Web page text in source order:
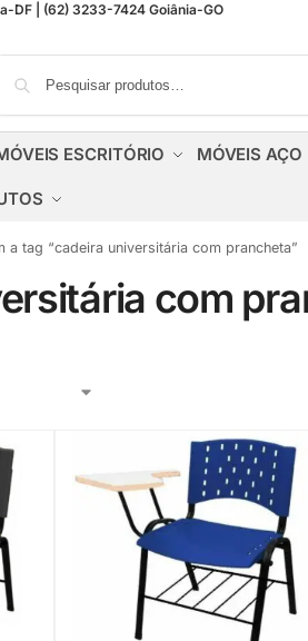
DF | (62) 3233-7424 Goiânia-GO
ESCRITÓRIO MÓVEIS AÇO
a tag “cadeira universitária com prancheta”
com